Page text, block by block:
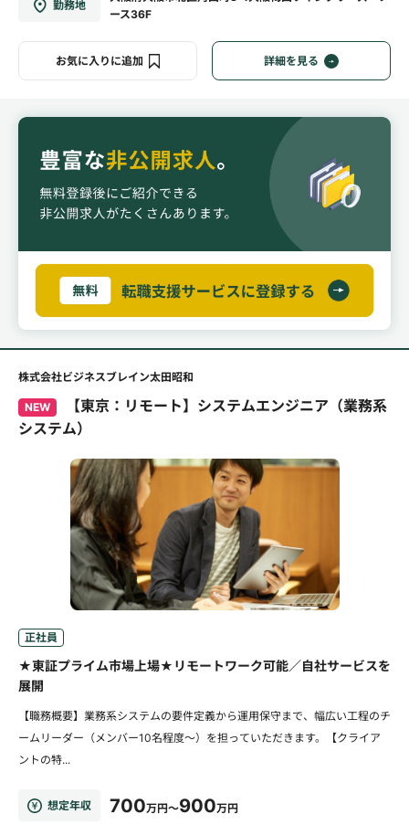
勤務地
ース36F
お気に入りに追加 詳細を見る
株式会社ビジネスブレイン太田昭和
NEW
【東京：リモート】システムエンジニア（業務系
システム）
正社員
★東証プライム市場上場★リモートワーク可能／自社サービスを
展開
【職務概要】業務系システムの要件定義から運用保守まで、幅広い工程のチ
ームリーダー（メンバー10名程度～）を担っていただきます。【クライア
ントの特...
想定年収 700万円～900万円